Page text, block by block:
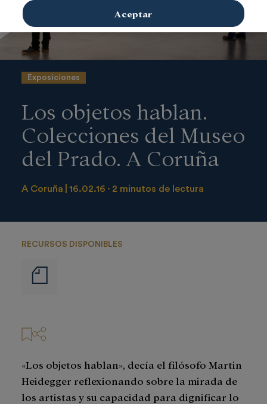
Exposiciones
Los objetos hablan.
Colecciones del Museo
del Prado. A Coruña
A Coruña 16.02.16 2 minutos de lectura
RECURSOS DISPONIBLES
de
«Los objetos hablan», decía el filósofo Martin
Heidegger reflexionando sobre la mirada de
los artistas y su capacidad para dignificar lo
Aceptar